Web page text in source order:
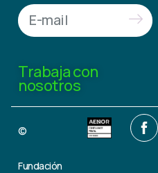
Trabaja con
nosotros
©
Fundación